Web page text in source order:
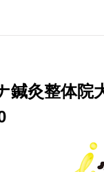
鍼灸整体院